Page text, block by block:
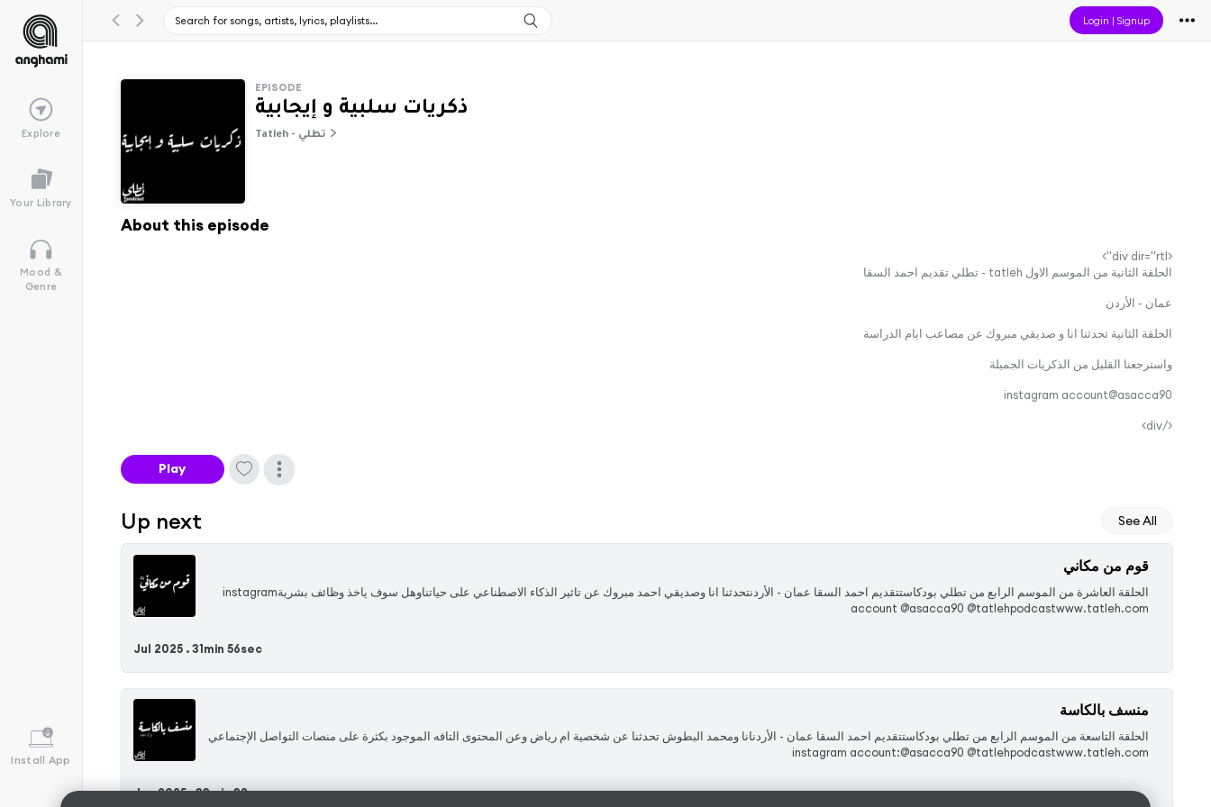
Login |Signup
Explore
Your Library
Mood &
Genre
Install App
EPISODE
ذكريات سلبية و إيجابية
Tatleh - تطلي
About this episode
<div dir="rtl">
الحلقة الثانية من الموسم الاول tatleh - تطلي تقديم احمد السقا
عمان - الأردن
الحلقة الثانية تحدثنا انا و صديقي مبروك عن مصاعب ايام الدراسة
واسترجعنا القليل من الذكريات الجميلة
instagram account@asacca90
</div>
Play
Up next See All
قوم من مكاني
‏الحلقة العاشرة من الموسم الرابع من تطلي بودكاستتقديم احمد السقا عمان - الأردنتحدثنا انا وصديقي احمد مبروك عن تاثير الذكاء الاصطناعي على حياتناوهل سوف ياخذ وظائف بشريةinstagram
account @asacca90 @tatlehpodcastwww.tatleh.com
Jul 2025 .31min 56sec
منسف بالكاسة
‏الحلقة التاسعة من الموسم الرابع من تطلي بودكاستتقديم احمد السقا عمان - الأردنانا ومحمد البطوش تحدثنا عن شخصية ام رياض وعن المحتوى التافه الموجود بكثرة على منصات التواصل الإجتماعي
instagram account:@asacca90 @tatlehpodcastwww.tatleh.com
Jun 2025 .33min 38sec